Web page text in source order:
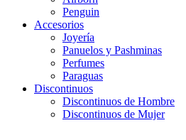
Penguin
Accesorios
Joyería
Panuelos y Pashminas
Perfumes
Paraguas
Discontinuos
Discontinuos de Hombre
Discontinuos de Mujer